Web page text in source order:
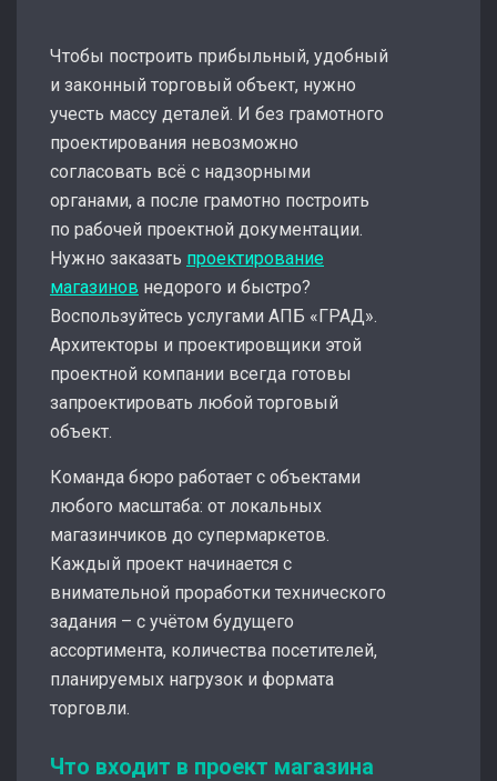
Чтобы построить прибыльный, удобный
и законный торговый объект, нужно
учесть массу деталей. И без грамотного
проектирования невозможно
согласовать всё с надзорными
органами, а после грамотно построить
по рабочей проектной документации.
Нужно заказать проектирование
магазинов недорого и быстро?
Воспользуйтесь услугами АПБ «ГРАД».
Архитекторы и проектировщики этой
проектной компании всегда готовы
запроектировать любой торговый
объект.
Команда бюро работает с объектами
любого масштаба: от локальных
магазинчиков до супермаркетов.
Каждый проект начинается с
внимательной проработки технического
задания – с учётом будущего
ассортимента, количества посетителей,
планируемых нагрузок и формата
торговли.
Что входит в проект магазина